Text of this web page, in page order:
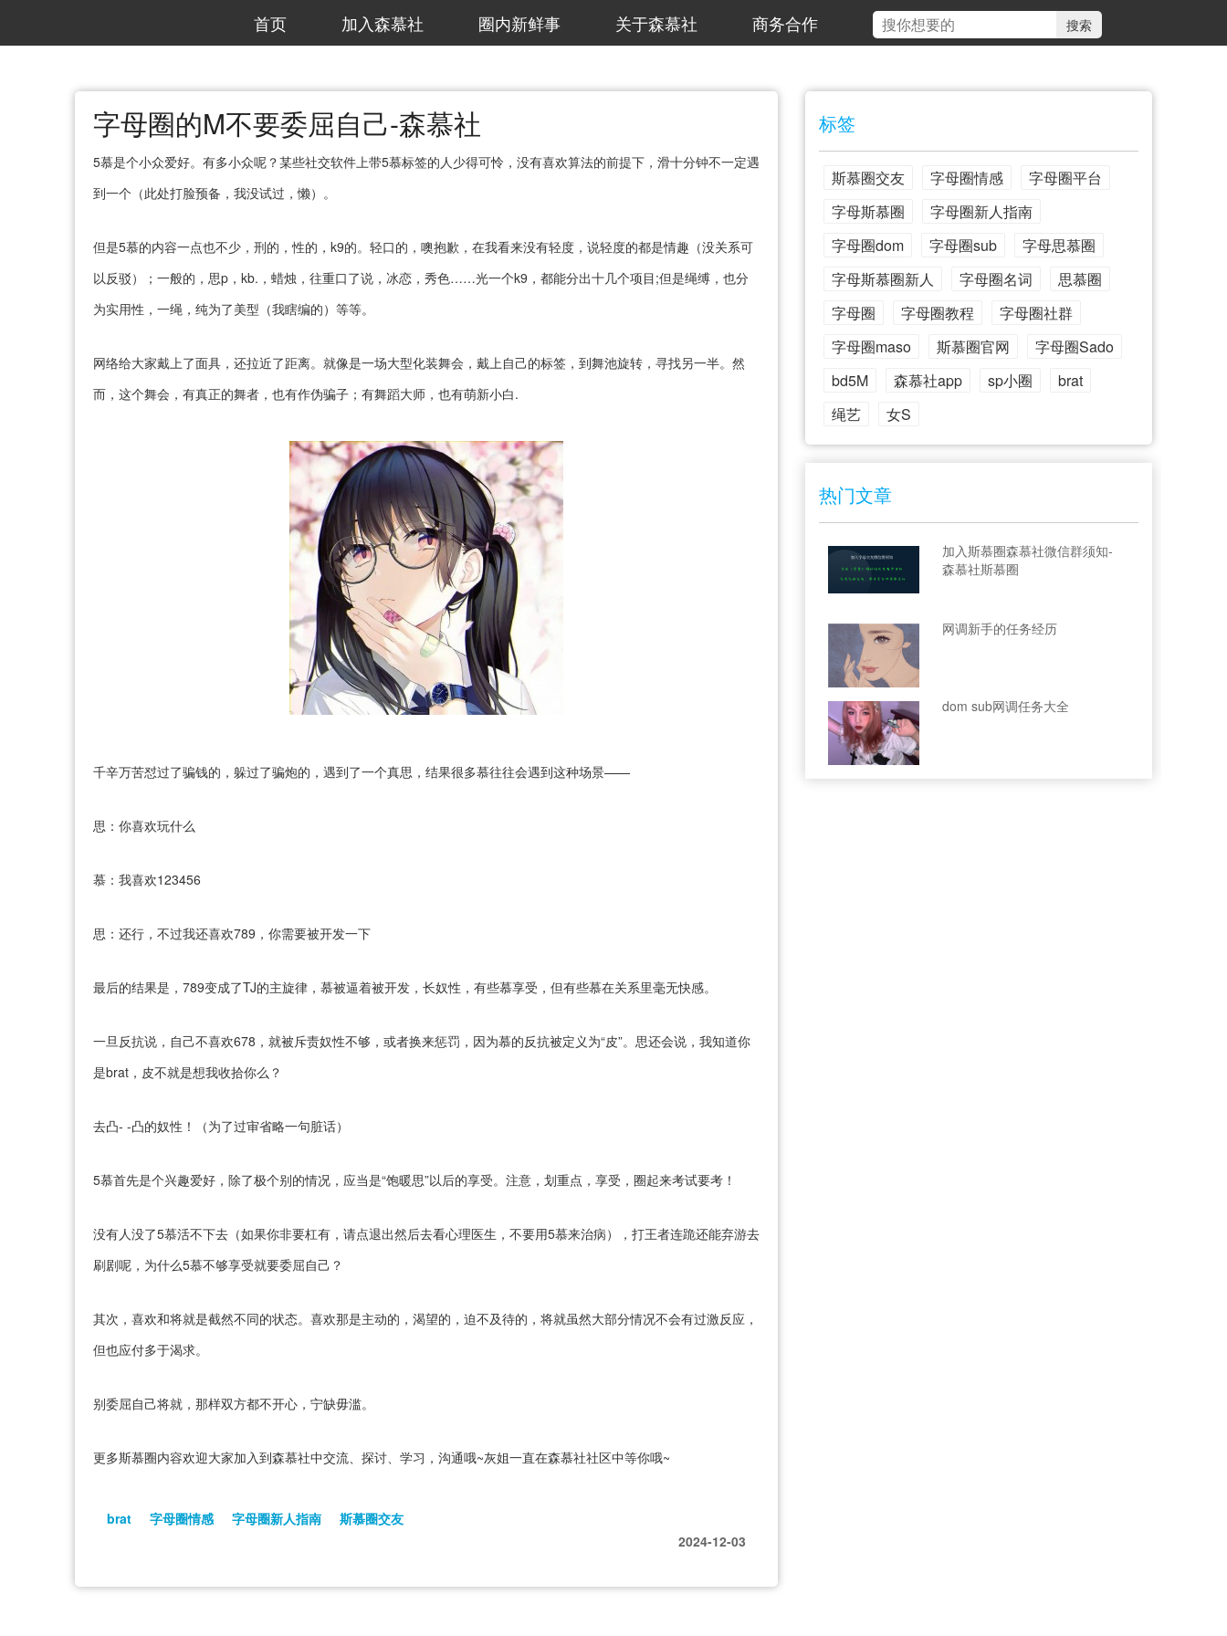
首页 加入森慕社 圈内新鲜事 关于森慕社 商务合作
字母圈的M不要委屈自己-森慕社
5慕是个小众爱好。有多小众呢？某些社交软件上带5慕标签的人少得可怜，没有喜欢算法的前提下，滑十分钟不一定遇
到一个（此处打脸预备，我没试过，懒）。
但是5慕的内容一点也不少，刑的，性的，k9的。轻口的，噢抱歉，在我看来没有轻度，说轻度的都是情趣（没关系可
以反驳）；一般的，思p，kb.，蜡烛，往重口了说，冰恋，秀色……光一个k9，都能分出十几个项目;但是绳缚，也分
为实用性，一绳，纯为了美型（我瞎编的）等等。
网络给大家戴上了面具，还拉近了距离。就像是一场大型化装舞会，戴上自己的标签，到舞池旋转，寻找另一半。然
而，这个舞会，有真正的舞者，也有作伪骗子；有舞蹈大师，也有萌新小白.
千辛万苦怼过了骗钱的，躲过了骗炮的，遇到了一个真思，结果很多慕往往会遇到这种场景——
思：你喜欢玩什么
慕：我喜欢123456
思：还行，不过我还喜欢789，你需要被开发一下
最后的结果是，789变成了TJ的主旋律，慕被逼着被开发，长奴性，有些慕享受，但有些慕在关系里毫无快感。
一旦反抗说，自己不喜欢678，就被斥责奴性不够，或者换来惩罚，因为慕的反抗被定义为“皮”。思还会说，我知道你
是brat，皮不就是想我收拾你么？
去凸- -凸的奴性！（为了过审省略一句脏话）
5慕首先是个兴趣爱好，除了极个别的情况，应当是“饱暖思”以后的享受。注意，划重点，享受，圈起来考试要考！
没有人没了5慕活不下去（如果你非要杠有，请点退出然后去看心理医生，不要用5慕来治病），打王者连跪还能弃游去
刷剧呢，为什么5慕不够享受就要委屈自己？
其次，喜欢和将就是截然不同的状态。喜欢那是主动的，渴望的，迫不及待的，将就虽然大部分情况不会有过激反应，
但也应付多于渴求。
别委屈自己将就，那样双方都不开心，宁缺毋滥。
更多斯慕圈内容欢迎大家加入到森慕社中交流、探讨、学习，沟通哦~灰姐一直在森慕社社区中等你哦~
brat 字母圈情感 字母圈新人指南
斯慕圈交友
2024-12-03
标签
斯慕圈交友 字母圈情感
字母圈平台
字母斯慕圈
字母圈新人指南
字母圈dom
字母圈sub
字母思慕圈
字母斯慕圈新人
字母圈名词
思慕圈
字母圈
字母圈教程
字母圈社群
字母圈maso
斯慕圈官网
字母圈Sado
bd5M
森慕社app sp小圈
brat
绳艺
女S
热门文章
加入斯慕圈森慕社微信群须知-
森慕社斯慕圈
网调新手的任务经历
dom sub网调任务大全